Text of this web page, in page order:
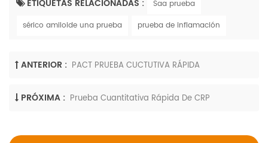
ETIQUETAS RELACIONADAS :
Saa prueba
sérico amiloide una prueba
prueba de inflamación
ANTERIOR : PACT PRUEBA CUCTUTIVA RÁPIDA
PRÓXIMA : Prueba Cuantitativa Rápida De CRP